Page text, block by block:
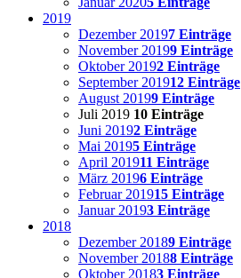
2019
Dezember 20197 Einträge
November 20199 Einträge
Oktober 20192 Einträge
September 201912 Einträge
August 20199 Einträge
Juli 2019 10 Einträge
Juni 20192 Einträge
Mai 20195 Einträge
April 201911 Einträge
März 20196 Einträge
Februar 201915 Einträge
Januar 20193 Einträge
2018
Dezember 20189 Einträge
November 20188 Einträge
Oktober 20183 Einträge